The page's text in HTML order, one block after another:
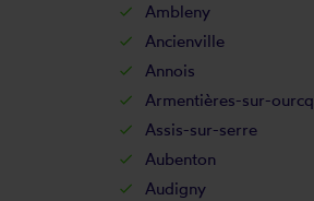
Ambleny
Ancienville
Annois
Armentières-sur-ourcq
Assis-sur-serre
Aubenton
Audigny